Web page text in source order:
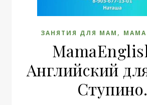
ЗАНЯТИЯ ДЛЯ МАМ ,
Английский
Ступино.